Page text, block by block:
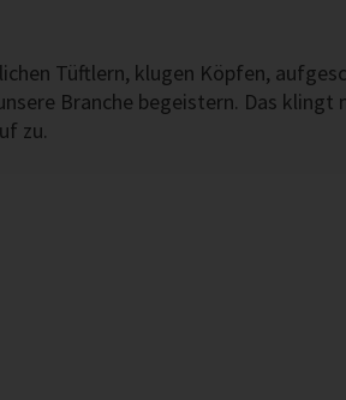
Tüftlern, klugen Köpfen,
Branche begeistern. Das klingt
zu.